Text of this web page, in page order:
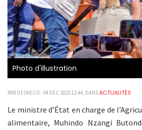
Photo d'illustration
PAR DESKECO - 04 DÉC 2025 12:44, DANSACTUALITÉS
Le ministre d’État en charge de
alimentaire, Muhindo Nzangi